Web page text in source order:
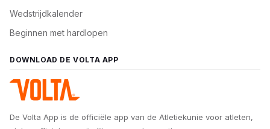
Wedstrijdkalender
Beginnen met hardlopen
DOWNLOAD DE VOLTA APP
De Volta App is de officiële app van de Atletiekunie voor atleten,